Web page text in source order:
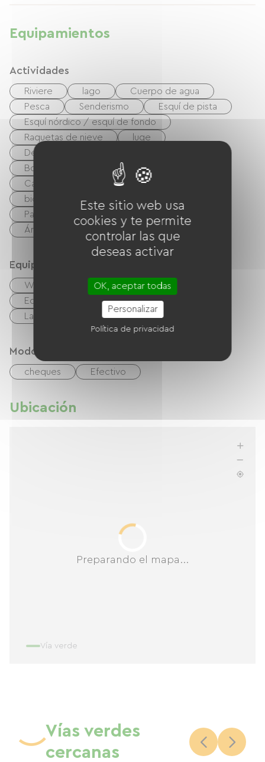
permite fumar ni mascotas.
Equipamientos
Actividades
Riviere lago
Cuerpo de agua
Pesca
Senderismo
Esquí de pista
Esquí nórdico / esquí de fondo
Raquetas de nieve
luge
Deportes de aguas bravas
Boulodrome / Pétanque court
Cancha de tenis
bicicleta
bicicleta de montaña
Camino verde
Parapente
Área de juegos
Área de picnic
Equipos
Wifi gratuito TV
TNT
Equipo para bebés
Secador de pelo
Lavadora colectiva
Modos de paiement
cheques Efectivo
Ubicación
Preparando el mapa...
Vía verde
Vías verdes
cercanas
Este sitio web usa
cookies y te permite
controlar las que
deseas activar
OK, aceptar todas
Personalizar
Política de privacidad